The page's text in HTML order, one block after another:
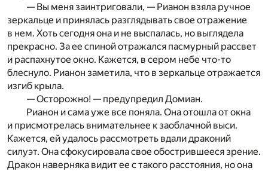
— Вы меня заинтриговали, — Рианон взяла ручное
зеркальце и принялась разглядывать свое отражение
в нем. Хоть сегодня она и не выспалась, но выглядела
прекрасно. За ее спиной отражался пасмурный рассвет
и распахнутое окно. Кажется, в сером небе что-то
блеснуло. Рианон заметила, что в зеркальце отражается
изгиб крыла.
— Осторожно! — предупредил Домиан.
Рианон и сама уже все поняла. Она отошла от окна
и присмотрелась внимательнее к заоблачной выси.
Кажется, ей удалось рассмотреть вдали драконий
силуэт. Она сфокусировала свое обострившееся зрение.
Дракон наверняка видит ее с такого расстояния, но она